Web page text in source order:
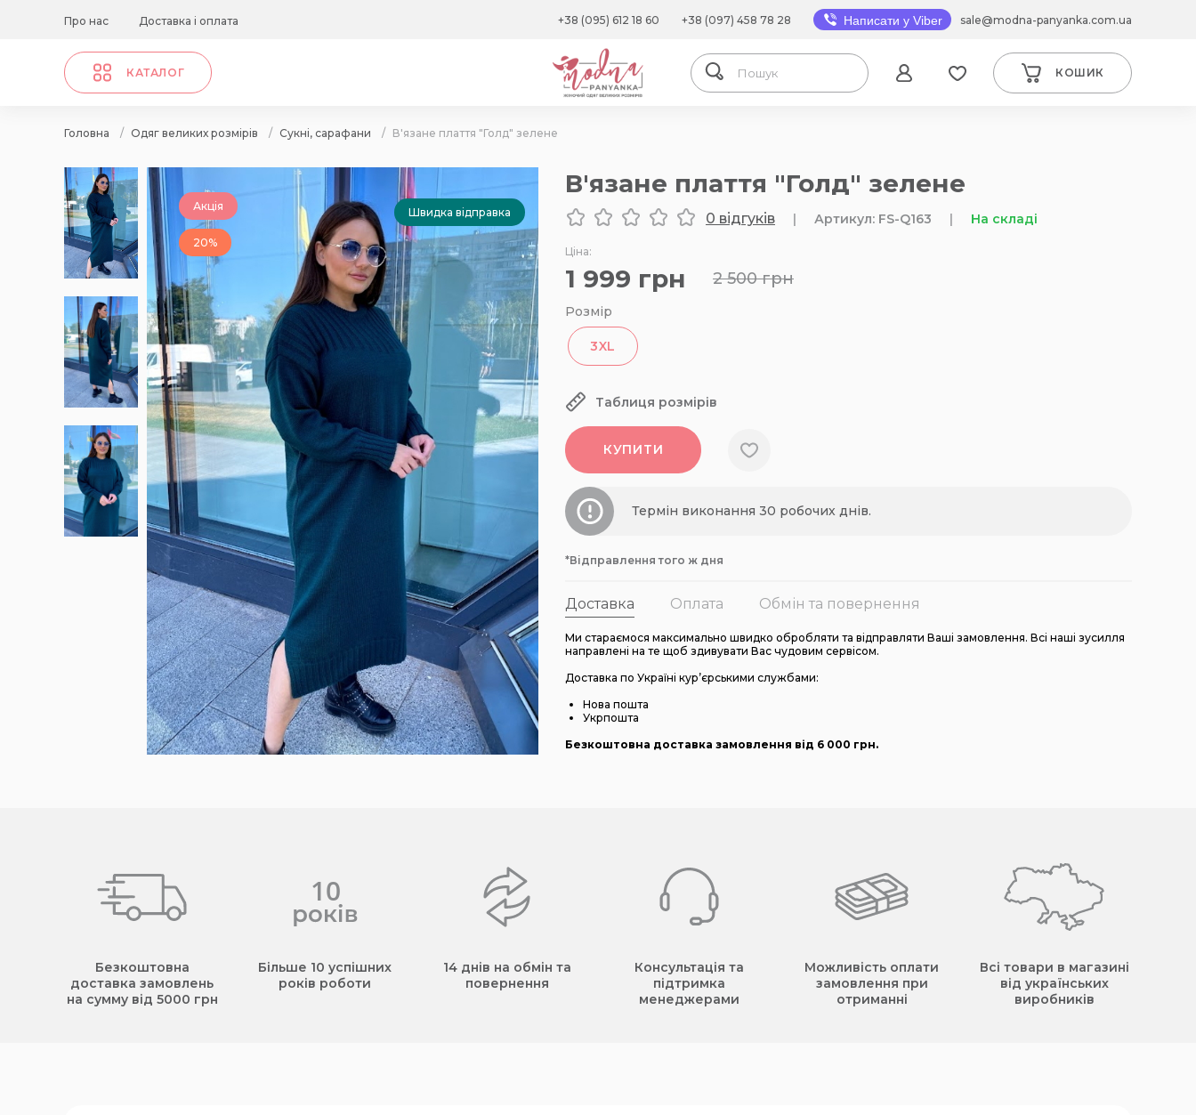
Про нас Доставка і оплата +38 (095) 612 18 60 +38 (097) 458 78 28 Написати у Viber sale@modna-panyanka.com.ua
КАТАЛОГ КОШИК
Головна / Одяг великих розмірів / Сукні, сарафани / В'язане плаття "Голд" зелене
Акція
20%
Швидка відправка
В'язане плаття "Голд" зелене
0 відгуків | Артикул: FS-Q163 | На складі
Ціна:
1 999 грн 2 500грн
Розмір
3XL
Таблиця розмірів
КУПИТИ
Термін виконання 30 робочих днів.
*Відправлення того ж дня
Доставка Оплата Обмін та повернення
Ми стараємося максимально швидко обробляти та відправляти Ваші замовлення. Всі наші зусилля
направлені на те щоб здивувати Вас чудовим сервісом.
Доставка по Україні кур’єрськими службами:
Нова пошта
Укрпошта
Безкоштовна доставка замовлення від 6 000 грн.
Безкоштовна
доставка замовлень
на сумму від 5000 грн
Більше 10 успішних
років роботи
14 днів на обмін та
повернення
Консультація та
підтримка
менеджерами
Можливість оплати
замовлення при
отриманні
Всі товари в магазині
від українських
виробників